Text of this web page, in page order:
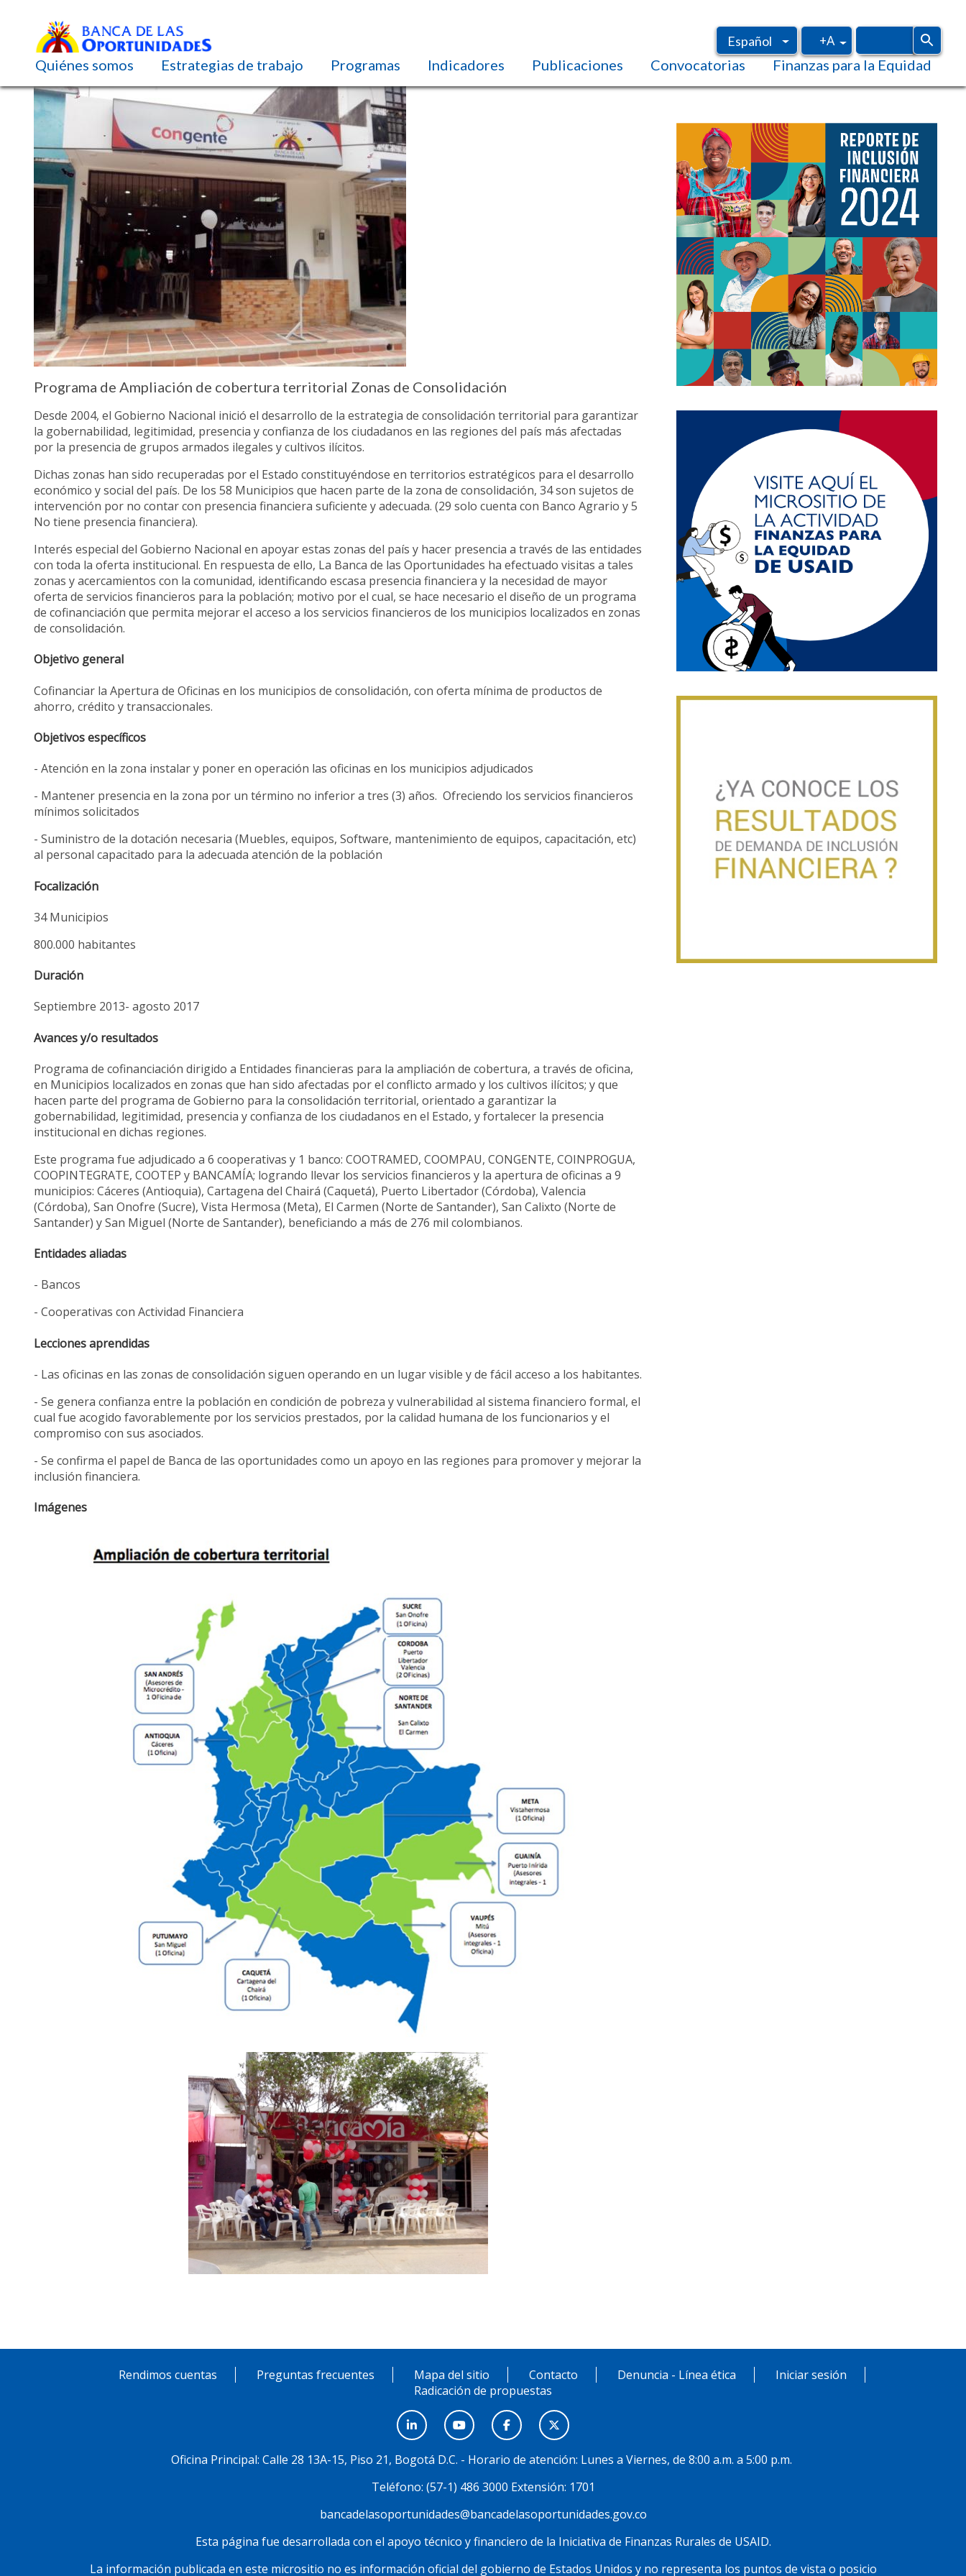
Pasar
Español
Inglés
+A
Navegación principal
Quiénes somos Estrategias de trabajo Programas Indicadores Publicaciones Convocatorias Finanzas para la Equidad
Programa de Ampliación de cobertura territorial Zonas de Consolidación
Desde 2004, el Gobierno Nacional inició el desarrollo de la estrategia de consolidación territorial para garantizar
la gobernabilidad, legitimidad, presencia y confianza de los ciudadanos en las regiones del país más afectadas
por la presencia de grupos armados ilegales y cultivos ilícitos.
Dichas zonas han sido recuperadas por el Estado constituyéndose en territorios estratégicos para el desarrollo
económico y social del país. De los 58 Municipios que hacen parte de la zona de consolidación, 34 son sujetos de
intervención por no contar con presencia financiera suficiente y adecuada. (29 solo cuenta con Banco Agrario y 5
No tiene presencia financiera).
Interés especial del Gobierno Nacional en apoyar estas zonas del país y hacer presencia a través de las entidades
con toda la oferta institucional. En respuesta de ello, La Banca de las Oportunidades ha efectuado visitas a tales
zonas y acercamientos con la comunidad, identificando escasa presencia financiera y la necesidad de mayor
oferta de servicios financieros para la población; motivo por el cual, se hace necesario el diseño de un programa
de cofinanciación que permita mejorar el acceso a los servicios financieros de los municipios localizados en zonas
de consolidación.
Objetivo general
Cofinanciar la Apertura de Oficinas en los municipios de consolidación, con oferta mínima de productos de
ahorro, crédito y transaccionales.
Objetivos específicos
- Atención en la zona instalar y poner en operación las oficinas en los municipios adjudicados
- Mantener presencia en la zona por un término no inferior a tres (3) años. Ofreciendo los servicios financieros
mínimos solicitados
- Suministro de la dotación necesaria (Muebles, equipos, Software, mantenimiento de equipos, capacitación, etc)
al personal capacitado para la adecuada atención de la población
Focalización
34 Municipios
800.000 habitantes
Duración
Septiembre 2013- agosto 2017
Avances y/o resultados
Programa de cofinanciación dirigido a Entidades financieras para la ampliación de cobertura, a través de oficina,
en Municipios localizados en zonas que han sido afectadas por el conflicto armado y los cultivos ilícitos; y que
hacen parte del programa de Gobierno para la consolidación territorial, orientado a garantizar la
gobernabilidad, legitimidad, presencia y confianza de los ciudadanos en el Estado, y fortalecer la presencia
institucional en dichas regiones.
Este programa fue adjudicado a 6 cooperativas y 1 banco: COOTRAMED, COOMPAU, CONGENTE, COINPROGUA,
COOPINTEGRATE, COOTEP y BANCAMÍA; logrando llevar los servicios financieros y la apertura de oficinas a 9
municipios: Cáceres (Antioquia), Cartagena del Chairá (Caquetá), Puerto Libertador (Córdoba), Valencia
(Córdoba), San Onofre (Sucre), Vista Hermosa (Meta), El Carmen (Norte de Santander), San Calixto (Norte de
Santander) y San Miguel (Norte de Santander), beneficiando a más de 276 mil colombianos.
Entidades aliadas
- Bancos
- Cooperativas con Actividad Financiera
Lecciones aprendidas
- Las oficinas en las zonas de consolidación siguen operando en un lugar visible y de fácil acceso a los habitantes.
- Se genera confianza entre la población en condición de pobreza y vulnerabilidad al sistema financiero formal, el
cual fue acogido favorablemente por los servicios prestados, por la calidad humana de los funcionarios y el
compromiso con sus asociados.
- Se confirma el papel de Banca de las oportunidades como un apoyo en las regiones para promover y mejorar la
inclusión financiera.
Imágenes
Rendimos cuentas Preguntas frecuentes Mapa del sitio Contacto Denuncia - Línea ética
Iniciar sesión
Radicación de propuestas
Oficina Principal: Calle 28 13A-15, Piso 21, Bogotá D.C. - Horario de atención: Lunes a Viernes, de 8:00 a.m. a 5:00 p.m.
Teléfono: (57-1) 486 3000 Extensión: 1701
bancadelasoportunidades@bancadelasoportunidades.gov.co
Esta página fue desarrollada con el apoyo técnico y financiero de la Iniciativa de Finanzas Rurales de USAID.
La información publicada en este micrositio no es información oficial del gobierno de Estados Unidos y no representa los puntos de vista o posicio